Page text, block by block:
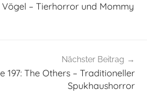
Vögel – Tierhorror und Mommy
Nächster Beitrag
197: The Others – Traditioneller
Spukhaushorror